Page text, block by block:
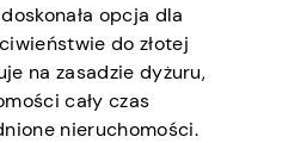
opcja dla
do złotej
na zasadzie dyżuru,
cały czas
nieruchomości.